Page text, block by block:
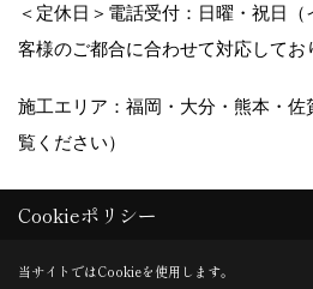
＜定休日＞電話受付：日曜・祝日
客様のご都合に合わせて対応してお
施工エリア：福岡・大分・熊本・
覧ください）
Copyright (c) 木造りの家フォーユー. All
Cookieポリシー
当サイトではCookieを使用します。